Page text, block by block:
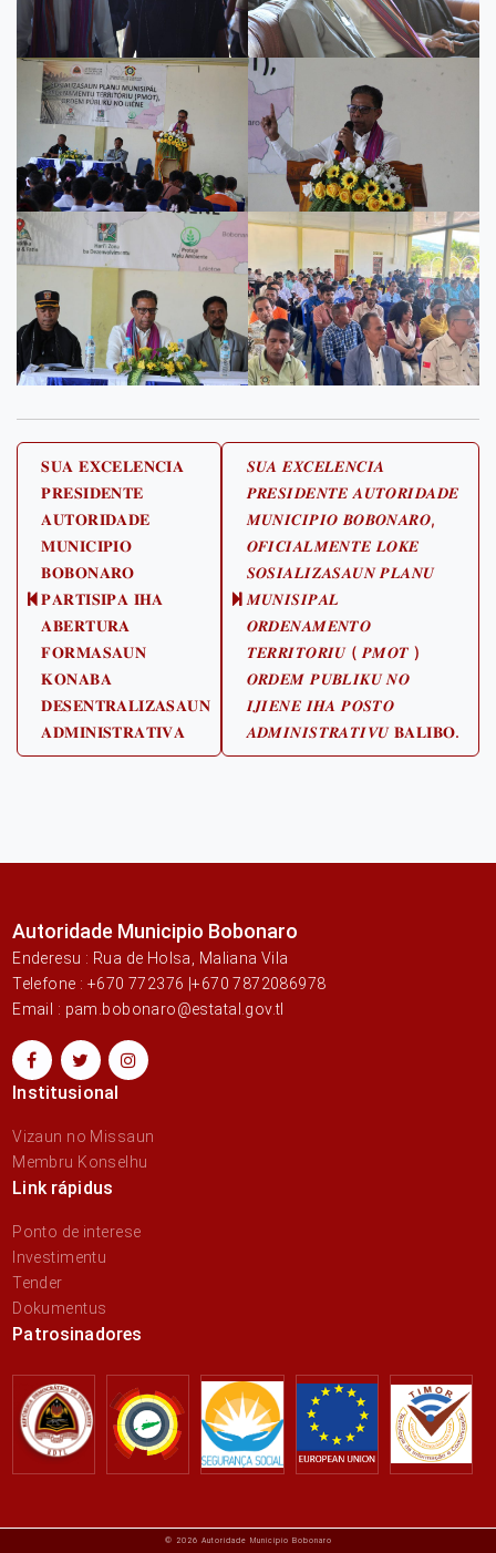
Post
navigation
Previous
post:
𝐒𝐔𝐀 𝐄𝐗𝐂𝐄𝐋𝐄𝐍𝐂𝐈𝐀
𝐏𝐑𝐄𝐒𝐈𝐃𝐄𝐍𝐓𝐄
𝐀𝐔𝐓𝐎𝐑𝐈𝐃𝐀𝐃𝐄
𝐌𝐔𝐍𝐈𝐂𝐈𝐏𝐈𝐎
𝐁𝐎𝐁𝐎𝐍𝐀𝐑𝐎
𝐏𝐀𝐑𝐓𝐈𝐒𝐈𝐏𝐀 𝐈𝐇𝐀
𝐀𝐁𝐄𝐑𝐓𝐔𝐑𝐀
𝐅𝐎𝐑𝐌𝐀𝐒𝐀𝐔𝐍
𝐊𝐎𝐍𝐀𝐁𝐀
𝐃𝐄𝐒𝐄𝐍𝐓𝐑𝐀𝐋𝐈𝐙𝐀𝐒𝐀𝐔𝐍
𝐀𝐃𝐌𝐈𝐍𝐈𝐒𝐓𝐑𝐀𝐓𝐈𝐕𝐀
post:
𝑺𝑼𝑨 𝑬𝑿𝑪𝑬𝑳𝑬𝑵𝑪𝑰𝑨
𝑷𝑹𝑬𝑺𝑰𝑫𝑬𝑵𝑻𝑬 𝑨𝑼𝑻𝑶𝑹𝑰𝑫𝑨𝑫𝑬
𝑴𝑼𝑵𝑰𝑪𝑰𝑷𝑰𝑶 𝑩𝑶𝑩𝑶𝑵𝑨𝑹𝑶,
𝑶𝑭𝑰𝑪𝑰𝑨𝑳𝑴𝑬𝑵𝑻𝑬 𝑳𝑶𝑲𝑬
𝑺𝑶𝑺𝑰𝑨𝑳𝑰𝒁𝑨𝑺𝑨𝑼𝑵 𝑷𝑳𝑨𝑵𝑼
𝑴𝑼𝑵𝑰𝑺𝑰𝑷𝑨𝑳
𝑶𝑹𝑫𝑬𝑵𝑨𝑴𝑬𝑵𝑻𝑶
𝑻𝑬𝑹𝑹𝑰𝑻𝑶𝑹𝑰𝑼 ( 𝑷𝑴𝑶𝑻 )
𝑶𝑹𝑫𝑬𝑴 𝑷𝑼𝑩𝑳𝑰𝑲𝑼 𝑵𝑶
𝑰𝑱𝑰𝑬𝑵𝑬 𝑰𝑯𝑨 𝑷𝑶𝑺𝑻𝑶
𝑨𝑫𝑴𝑰𝑵𝑰𝑺𝑻𝑹𝑨𝑻𝑰𝑽𝑼 𝐁𝐀𝐋𝐈𝐁𝐎.
Autoridade Municipio Bobonaro
Enderesu : Rua de Holsa, Maliana Vila
Telefone : +670 772376 |+670 7872086978
Email : pam.bobonaro@estatal.gov.tl
Institusional
Vizaun no Missaun
Membru Konselhu
Link rápidus
Ponto de interese
Investimentu
Tender
Dokumentus
Patrosinadores
© 2026 Autoridade Municipio Bobonaro